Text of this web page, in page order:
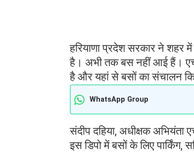
हरियाणा प्रदेश सरकार ने शहर
है। अभी तक बस नहीं आई हैं।
है और यहां से बसों का संचालन
WhatsApp Group
संदीप दहिया, अधीक्षक अभियंता
इस डिपो में बसों के लिए पार्किंग,